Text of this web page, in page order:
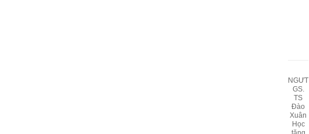
NGƯT
GS.
TS
Đào
Xuân
Học